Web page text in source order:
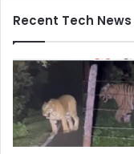
Recent Tech News